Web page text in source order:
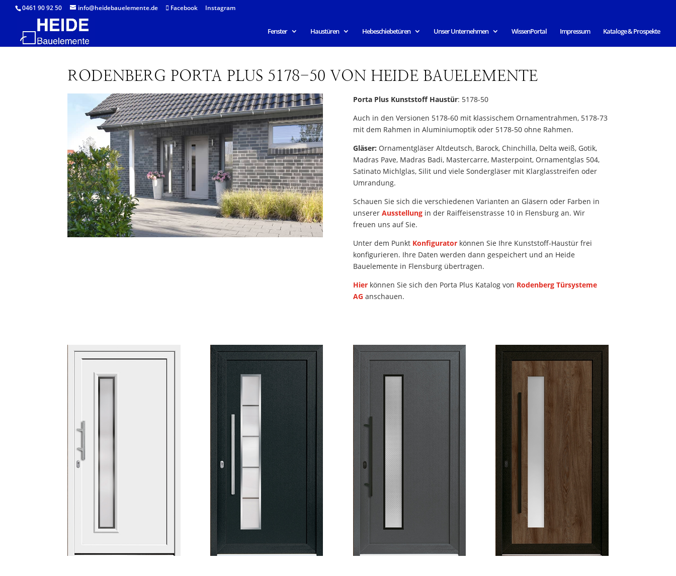
0461 90 92 50 info@heidebauelemente.de Facebook Instagram
Fenster Haustüren Hebeschiebetüren Unser Unternehmen WissenPortal Impressum Kataloge & Prospekte
RODENBERG PORTA PLUS 5178-50 VON HEIDE BAUELEMENTE
Porta Plus Kunststoff Haustür: 5178-50
Auch in den Versionen 5178-60 mit klassischem Ornamentrahmen, 5178-73
mit dem Rahmen in Aluminiumoptik oder 5178-50 ohne Rahmen.
Gläser: Ornamentgläser Altdeutsch, Barock, Chinchilla, Delta weiß, Gotik,
Madras Pave, Madras Badi, Mastercarre, Masterpoint, Ornamentglas 504,
Satinato Michlglas, Silit und viele Sondergläser mit Klarglasstreifen oder
Umrandung.
Schauen Sie sich die verschiedenen Varianten an Gläsern oder Farben in
unserer Ausstellungin der Raiffeisenstrasse 10 in Flensburg an. Wir
freuen uns auf Sie.
Unter dem Punkt Konfiguratorkönnen Sie Ihre Kunststoff-Haustür frei
konfigurieren. Ihre Daten werden dann gespeichert und an Heide
Bauelemente in Flensburg übertragen.
Hierkönnen Sie sich den Porta Plus Katalog von Rodenberg Türsysteme
AG anschauen.